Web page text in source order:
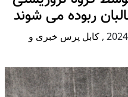
ربوده می شوند
, کابل پرس خبری و